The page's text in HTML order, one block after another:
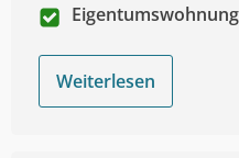
Weiterlesen